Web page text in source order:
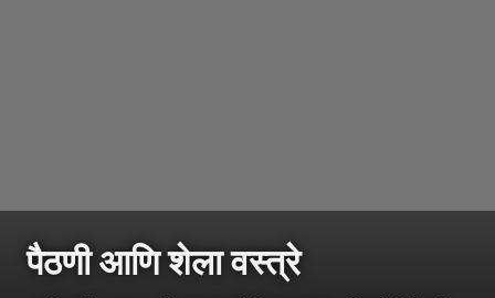
पैठणी आणि शेला वस्त्रे